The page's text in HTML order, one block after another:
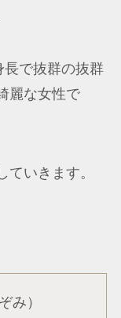
で抜群の抜群
麗な女性で
いきます。
み）